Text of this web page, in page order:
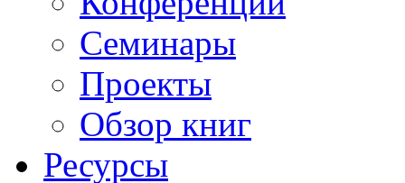
Семинары
Проекты
Обзор книг
Ресурсы